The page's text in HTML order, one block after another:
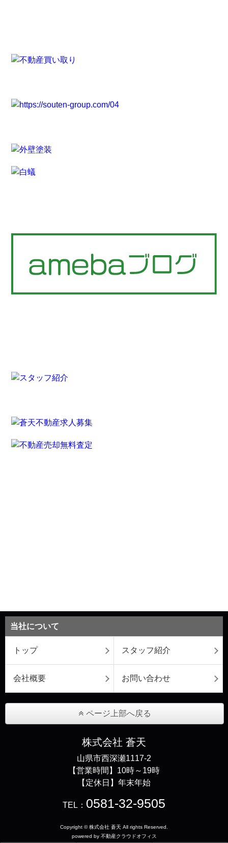
当社について
トップ スタッフ紹介
会社概要 お問い合わせ
ページ上部へ戻る
株式会社 蒼天
山県市西深瀬1117-2
【営業時間】10時～19時
【定休日】年末年始
TEL： 0581-32-9505
Copyright © 株式会社 蒼天 All rights Reserved.
powered by 不動産クラウドオフィス